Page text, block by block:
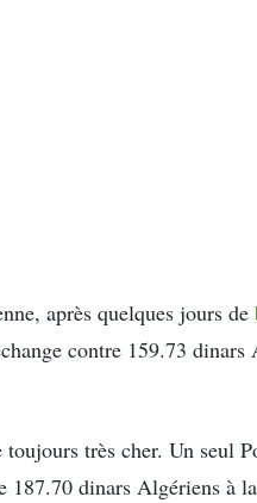
après quelques jours de
contre 159.73
très cher. Un seul
187.70 dinars Algériens à